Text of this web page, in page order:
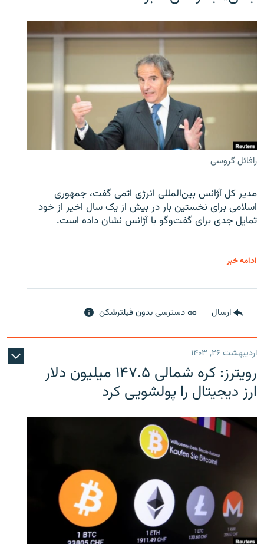
رافائل گروسی
مدیر کل آژانس بین‌المللی انرژی اتمی گفت، جمهوری
اسلامی برای نخستین بار در بیش از یک سال اخیر از خود
تمایل جدی برای گفت‌وگو با آژانس نشان داده است.
ادامه خبر
ارسال دسترسی بدون فیلترشکن
اردیبهشت ۲۶, ۱۴۰۳
رویترز: کره شمالی ۱۴۷.۵ میلیون دلار
ارز دیجیتال را پولشویی کرد